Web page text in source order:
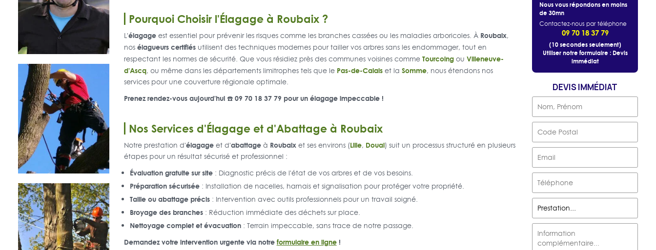
Pourquoi Choisir l'Élagage à Roubaix ?
L'élagageest essentiel pour prévenir les risques comme les branches cassées ou les maladies arboricoles. À Roubaix,
nos élagueurs certifiésutilisent des techniques modernes pour tailler vos arbres sans les endommager, tout en
respectant les normes de sécurité. Que vous résidiez près des communes voisines comme Tourcoingou Villeneuve-
d'Ascq, ou même dans les départements limitrophes tels que le Pas-de-Calaiset la Somme, nous étendons nos
services pour une couverture régionale optimale.
Prenez rendez-vous aujourd'hui ☎️ 09 70 18 37 79 pour un élagage impeccable !
Nos Services d'Élagage et d'Abattage à Roubaix
Notre prestation d'élagageet d'abattageà Roubaixet ses environs (Lille, Douai) suit un processus structuré en plusieurs
étapes pour un résultat sécurisé et professionnel :
Évaluation gratuite sur site: Diagnostic précis de l'état de vos arbres et de vos besoins.
Préparation sécurisée: Installation de nacelles, harnais et signalisation pour protéger votre propriété.
Taille ou abattage précis: Intervention avec outils professionnels pour un travail soigné.
Broyage des branches: Réduction immédiate des déchets sur place.
Nettoyage complet et évacuation: Terrain impeccable, sans trace de notre passage.
Demandez votre intervention urgente via notreformulaire en ligne!
Nous vous répondons en moins
de 30mn
Contactez-nous par téléphone
09 70 18 37 79
(10 secondes seulement)
Utiliser notre formulaire : Devis
immédiat
DEVIS IMMÉDIAT